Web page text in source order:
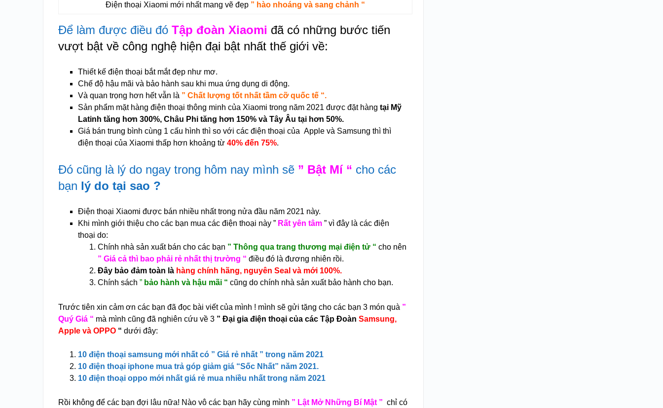
Điện thoại Xiaomi mới nhất mang vẽ đẹp ” hào nhoáng và sang chảnh “
Để làm được điều đóTập đoàn Xiaomi đã có những bước tiến
vượt bật về công nghệ hiện đại bật nhất thế giới về:
Thiết kế điện thoại bắt mắt đẹp như mơ.
Chế độ hậu mãi và bảo hành sau khi mua ứng dụng di động.
Và quan trọng hơn hết vẫn là ” Chất lượng tốt nhất tầm cỡ quốc tế “.
Sản phẩm mặt hàng điện thoại thông minh của Xiaomi trong năm 2021 được đặt hàngtại Mỹ
Latinh tăng hơn 300%, Châu Phi tăng hơn 150% và Tây Âu tại hơn 50%.
Giá bán trung bình cùng 1 cấu hình thì so với các điện thoại của Apple và Samsung thì thì
điện thoại của Xiaomi thấp hơn khoảng từ40% đến 75%.
Đó cũng là lý do ngay trong hôm nay mình sẽ ” Bật Mí “ cho các
bạn lý do tại sao ?
Điện thoại Xiaomi được bán nhiều nhất trong nửa đầu năm 2021 này.
Khi mình giới thiệu cho các bạn mua các điện thoại này ” Rất yên tâm ” vì đây là các điện
thoại do:
Chính nhà sản xuất bán cho các bạn ” Thông qua trang thương mại điện tử “ cho nên
” Giá cả thì bao phải rẻ nhất thị trường “ điều đó là đương nhiên rồi.
Đây bảo đảm toàn là hàng chính hãng, nguyên Seal và mới 100%.
Chính sách” bảo hành và hậu mãi “ cũng do chính nhà sản xuất bảo hành cho bạn.
Trước tiên xin cảm ơn các bạn đã đọc bài viết của mình ! mình sẽ gửi tặng cho các bạn 3 món quà ”
Quý Giá “ mà mình cũng đã nghiên cứu về 3 ” Đại gia điện thoại của các Tập ĐoànSamsung,
Apple và OPPO “ dưới đây:
10 điện thoại samsung mới nhất có ” Giá rẻ nhất ” trong năm 2021
10 điện thoại iphone mua trả góp giảm giá “Sốc Nhất” năm 2021.
10 điện thoại oppo mới nhất giá rẻ mua nhiều nhất trong năm 2021
Rồi không để các bạn đợi lâu nữa! Nào vô các bạn hãy cùng mình ” Lật Mở Những Bí Mật ”chỉcó